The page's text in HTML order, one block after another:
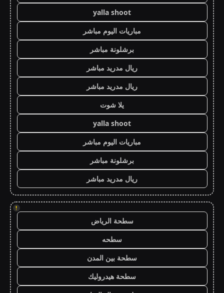
yalla shoot
مباريات اليوم مباشر
برشلونة مباشر
ريال مدريد مباشر
ريال مدريد مباشر
يلا شوت
yalla shoot
مباريات اليوم مباشر
برشلونة مباشر
ريال مدريد مباشر
!
سطحة الرياض
سطحه
سطحة بين المدن
سطحة هيدروليك